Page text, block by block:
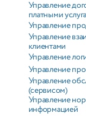
Управление
платными
Управление
Управление
клиентами
Управление
Управление
Управление
(сервисом)
Управление
информацией